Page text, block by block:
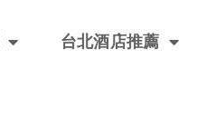
台北酒店推薦